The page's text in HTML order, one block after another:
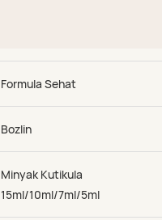
Formula Sehat
Bozlin
Minyak Kutikula
15ml/10ml/7ml/5ml